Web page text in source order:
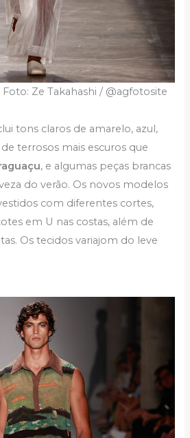
Ze Takahashi / @agfotosite
tons claros de amarelo, azul,
terrosos mais escuros que
, e algumas peças brancas
do verão. Os novos modelos
com diferentes cortes,
em U nas costas, além de
Os tecidos variajom do leve